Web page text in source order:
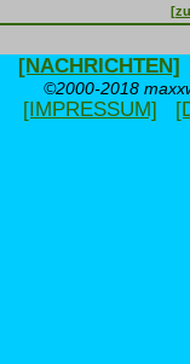
[NACHRICHTEN]
©2000-2018
[IMPRESSUM]